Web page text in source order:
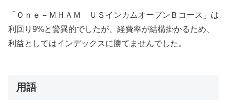
「Ｏｎｅ－ＭＨＡＭ ＵＳインカムオープンＢコース」は
利回り9%と驚異的でしたが、経費率が結構掛かるため、
利益としてはインデックスに勝てませんでした。
用語